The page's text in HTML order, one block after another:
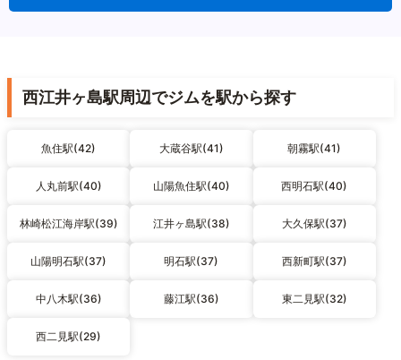
西江井ヶ島駅周辺でジムを駅から探す
魚住駅(42) 大蔵谷駅(41) 朝霧駅(41)
人丸前駅(40) 山陽魚住駅(40) 西明石駅(40)
林崎松江海岸駅(39) 江井ヶ島駅(38) 大久保駅(37)
山陽明石駅(37) 明石駅(37) 西新町駅(37)
中八木駅(36) 藤江駅(36) 東二見駅(32)
西二見駅(29)